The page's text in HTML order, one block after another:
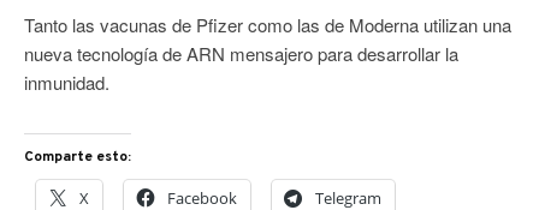
Tanto las vacunas de Pfizer como las de Moderna utilizan una
nueva tecnología de ARN mensajero para desarrollar la
inmunidad.
Comparte esto:
X Facebook Telegram